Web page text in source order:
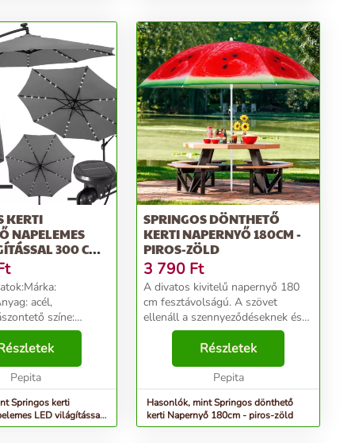
KERTI
NAPELEMES
300 CM -
acél,
színe:
8 panelVáz színe:
bevonvaLED-ek
színe:
Pepita
Springos kerti
LED világítással
SPRINGOS DÖNTHETŐ
KERTI NAPERNYŐ 180CM -
PIROS-ZÖLD
3 790 Ft
A divatos kivitelű napernyő 180
cm fesztávolságú. A szövet
ellenáll a szennyeződéseknek és
az időjárási viszonyoknak.
Ezenkívül az ernyő dőlésszögének
megváltoztatása lehetővé teszi az
napernyő helyze...
Részletek
Pepita
Hasonlók, mint Springos dönthető
kerti Napernyő 180cm - piros-zöld